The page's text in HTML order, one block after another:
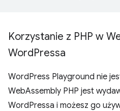
Korzystanie z PHP w
WordPressa
WordPress Playground nie
WebAssembly PHP jest
WordPressa i możesz go